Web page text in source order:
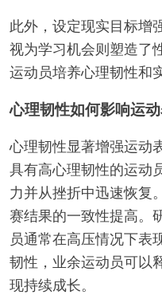
此外，设定现实目标增
视为学习机会则塑造了
运动员培养心理韧性和
心理韧性如何影响运
心理韧性显著增强运动
具有高心理韧性的运动
力并从挫折中迅速恢复
赛结果的一致性提高。
员通常在高压情况下表
韧性，业余运动员可以
现持续成长。